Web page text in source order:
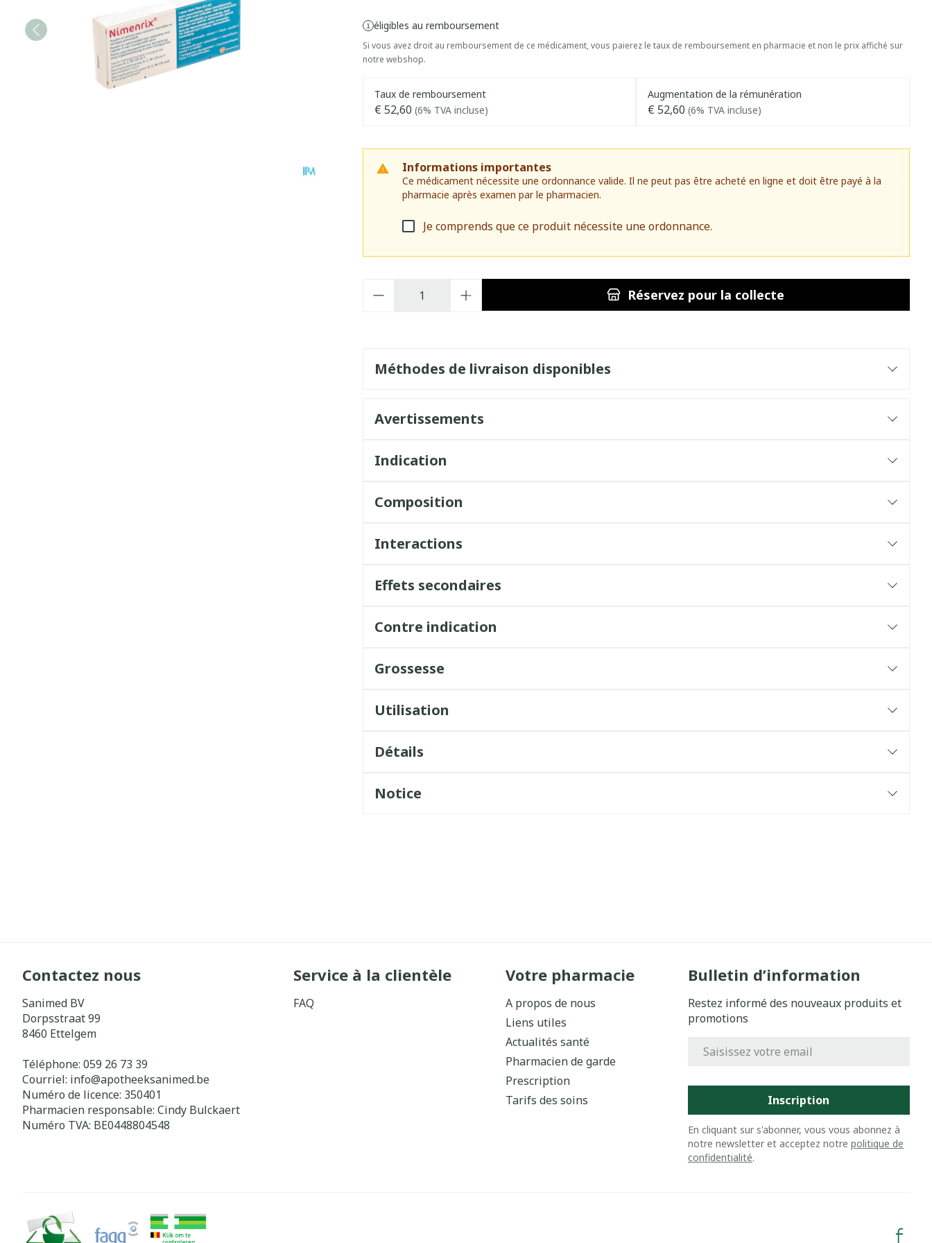
éligibles au remboursement
Si vous avez droit au remboursement de ce médicament, vous paierez le taux de remboursement en pharmacie et non le prix affiché sur
notre webshop.
Taux de remboursement
€ 52,60 (6% TVA incluse)
Augmentation de la rémunération
€ 52,60 (6% TVA incluse)
Informations importantes
Ce médicament nécessite une ordonnance valide. Il ne peut pas être acheté en ligne et doit être payé à la
pharmacie après examen par le pharmacien.
Je comprends que ce produit nécessite une ordonnance.
Réservez pour la collecte
Méthodes de livraison disponibles
Avertissements
Indication
Composition
Interactions
Effets secondaires
Contre indication
Grossesse
Utilisation
Détails
Notice
Contactez nous
Sanimed BV
Dorpsstraat 99
8460 Ettelgem
Téléphone: 059 26 73 39
Courriel: info@apotheeksanimed.be
Numéro de licence: 350401
Pharmacien responsable: Cindy Bulckaert
Numéro TVA: BE0448804548
Service à la clientèle
FAQ
Votre pharmacie
A propos de nous
Liens utiles
Actualités santé
Pharmacien de garde
Prescription
Tarifs des soins
Bulletin d’information
Restez informé des nouveaux produits et
promotions
Inscription
En cliquant sur s'abonner, vous vous abonnez à
notre newsletter et acceptez notre politique de
confidentialité.